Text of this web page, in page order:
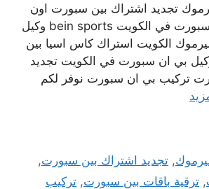
تجديد اشتراك بين سبورت اون
لاين وكيل بي ان سبورت في الكويت bein sports وكيل
الكويت استراك كاس اسيا بين
بي ان سبورت في الكويت تجديد
تركيب بي ان سبورت نوفر لكم
,تجديد اشتراك بين سبورت,
, ترقية باقات بين سبورت, تركيب